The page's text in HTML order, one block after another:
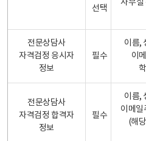
선택
사무실
전문상담사
자격검정 응시자
정보
필수
이름,
이
전문상담사
자격검정 합격자
정보
필수
이름,
이메일
(해